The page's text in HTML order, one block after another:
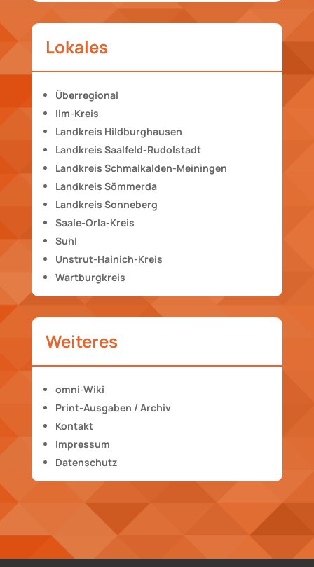
Lokales
Überregional
Ilm-Kreis
Landkreis Hildburghausen
Landkreis Saalfeld-Rudolstadt
Landkreis Schmalkalden-Meiningen
Landkreis Sömmerda
Landkreis Sonneberg
Saale-Orla-Kreis
Suhl
Unstrut-Hainich-Kreis
Wartburgkreis
Weiteres
omni-Wiki
Print-Ausgaben / Archiv
Kontakt
Impressum
Datenschutz